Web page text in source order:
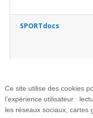
SPORTdocs
Ce site utilise des cookies
l’expérience utilisateur :
les réseaux sociaux, cartes